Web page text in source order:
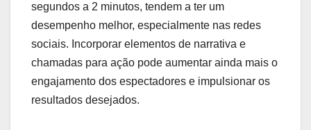
segundos a 2 minutos, tendem a ter um
desempenho melhor, especialmente nas redes
sociais. Incorporar elementos de narrativa e
chamadas para ação pode aumentar ainda mais o
engajamento dos espectadores e impulsionar os
resultados desejados.